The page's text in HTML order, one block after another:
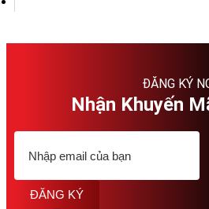
ĐĂNG KÝ
Nhận Khuyến
ĐĂNG KÝ